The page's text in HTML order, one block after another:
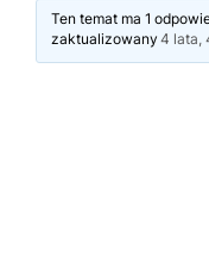
Ten temat ma 1
zaktualizowany4 lata,